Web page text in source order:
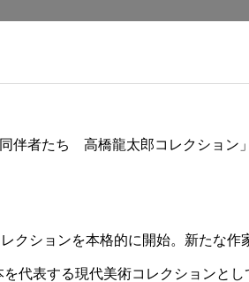
伴者たち 高橋龍太郎コレクション
クションを本格的に開始。新たな作
代表する現代美術コレクションとし